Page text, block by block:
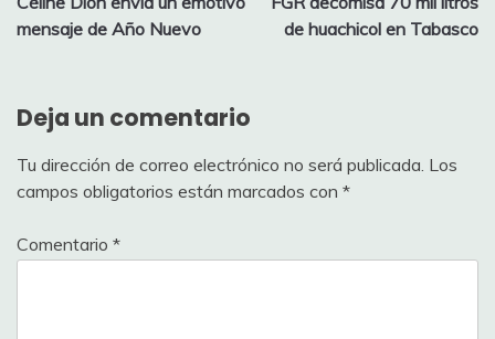
de
mensaje de Año Nuevo
de huachicol en Tabasco
Deja un comentario
Tu dirección de correo electrónico no será publicada. Los
campos obligatorios están marcados con *
Comentario *